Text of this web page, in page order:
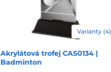
Varianty (4)
Akrylátová trofej CAS0134 |
Badminton